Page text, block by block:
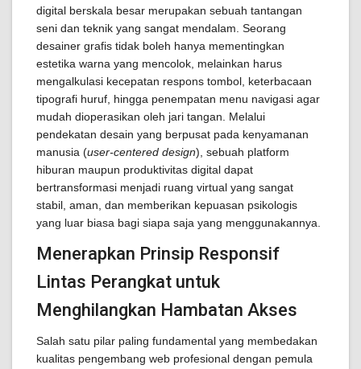
digital berskala besar merupakan sebuah tantangan
seni dan teknik yang sangat mendalam. Seorang
desainer grafis tidak boleh hanya mementingkan
estetika warna yang mencolok, melainkan harus
mengalkulasi kecepatan respons tombol, keterbacaan
tipografi huruf, hingga penempatan menu navigasi agar
mudah dioperasikan oleh jari tangan. Melalui
pendekatan desain yang berpusat pada kenyamanan
manusia (user-centered design), sebuah platform
hiburan maupun produktivitas digital dapat
bertransformasi menjadi ruang virtual yang sangat
stabil, aman, dan memberikan kepuasan psikologis
yang luar biasa bagi siapa saja yang menggunakannya.
Menerapkan Prinsip Responsif
Lintas Perangkat untuk
Menghilangkan Hambatan Akses
Salah satu pilar paling fundamental yang membedakan
kualitas pengembang web profesional dengan pemula